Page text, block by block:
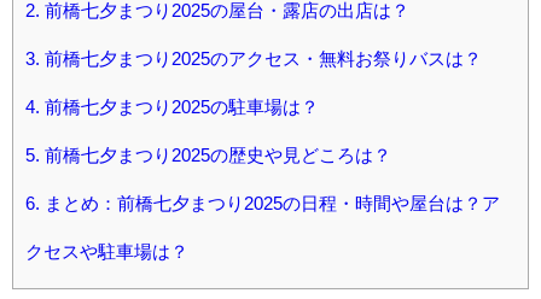
2. 前橋七夕まつり2025の屋台・露店の出店は？
3. 前橋七夕まつり2025のアクセス・無料お祭りバスは？
4. 前橋七夕まつり2025の駐車場は？
5. 前橋七夕まつり2025の歴史や見どころは？
6. まとめ：前橋七夕まつり2025の日程・時間や屋台は？ア
クセスや駐車場は？